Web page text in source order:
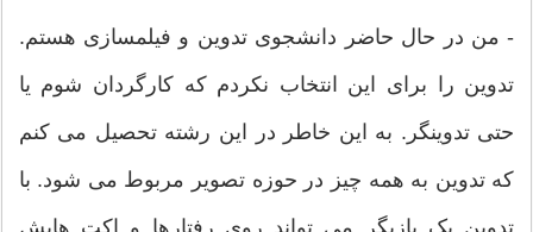
- من در حال حاضر دانشجوی تدوین و فیلمسازی هستم.
تدوین را برای این انتخاب نکردم که کارگردان شوم یا
حتی تدوینگر. به این خاطر در این رشته تحصیل می کنم
که تدوین به همه چیز در حوزه تصویر مربوط می شود. با
تدوین یک بازیگر می تواند روی رفتارها و اکت هایش